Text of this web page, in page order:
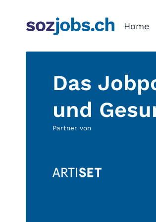
Home
Das
und
Partner von